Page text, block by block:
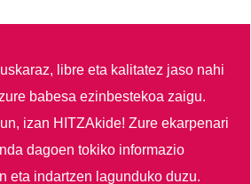
libre eta kalitatez jaso nahi
babesa ezinbestekoa zaigu.
izan HITZAkide!Zure ekarpenari
dagoen tokiko informazio
eta indartzen lagunduko duzu.